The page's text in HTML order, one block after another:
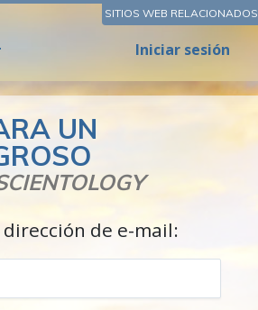
SITIOS WEB RELACIONADOS
Iniciar sesión
UN
de e-mail: